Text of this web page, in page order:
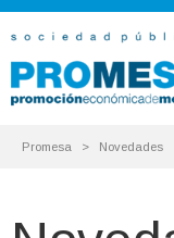
Promesa Novedades